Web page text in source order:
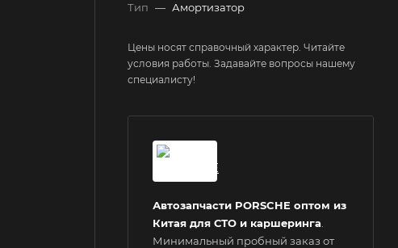
Тип — Амортизатор
Цены носят справочный характер. Читайте
условия работы. Задавайте вопросы нашему
специалисту!
Автозапчасти PORSCHE оптом из
Китая для СТО и каршеринга
Минимальный пробный заказ от